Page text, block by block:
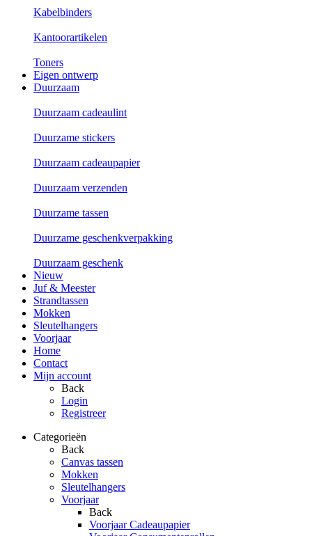
Kabelbinders
Kantoorartikelen
Toners
Eigen ontwerp
Duurzaam
Duurzaam cadeaulint
Duurzame stickers
Duurzaam cadeaupapier
Duurzaam verzenden
Duurzame tassen
Duurzame geschenkverpakking
Duurzaam geschenk
Nieuw
Juf & Meester
Strandtassen
Mokken
Sleutelhangers
Voorjaar
Home
Contact
Mijn account
Back
Login
Registreer
Categorieën
Back
Canvas tassen
Mokken
Sleutelhangers
Voorjaar
Back
Voorjaar Cadeaupapier